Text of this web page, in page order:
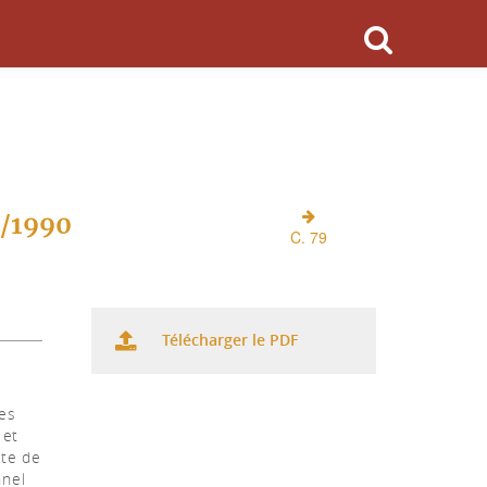
1990
C. 79
de
Télécharger le PDF